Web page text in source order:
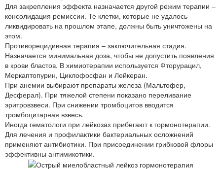
Для закрепления эффекта назначается другой режим терапии –
консолидация ремиссии. Те клетки, которые не удалось
ликвидировать на прошлом этапе, должны быть уничтожены на
этом.
Противорецидивная терапия – заключительная стадия.
Назначается минимальная доза, чтобы не допустить появления
в крови бластов. В химиотерапии используется Фторурацил,
Меркаптопурин, Циклофосфан и Лейкеран.
При анемии выбирают препараты железа (Мальтофер,
Десферал). При тяжелой степени показано переливание
эритровзвеси. При снижении тромбоцитов вводится
тромбоцитарная взвесь.
Иногда гематологи при лейкозах прибегают к гормонотерапии.
Для лечения и профилактики бактериальных осложнений
применяют антибиотики. При присоединении грибковой флоры
эффективны антимикотики.